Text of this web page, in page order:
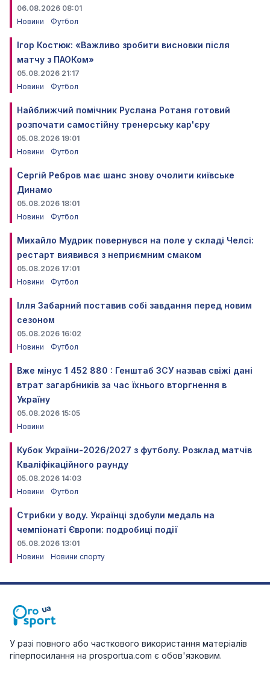
06.08.2026 08:01
Новини
Футбол
Ігор Костюк: «Важливо зробити висновки після
матчу з ПАОКом»
05.08.2026 21:17
Новини
Футбол
Найближчий помічник Руслана Ротаня готовий
розпочати самостійну тренерську кар'єру
05.08.2026 19:01
Новини
Футбол
Сергій Ребров має шанс знову очолити київське
Динамо
05.08.2026 18:01
Новини
Футбол
Михайло Мудрик повернувся на поле у складі Челсі:
рестарт виявився з неприємним смаком
05.08.2026 17:01
Новини
Футбол
Ілля Забарний поставив собі завдання перед новим
сезоном
05.08.2026 16:02
Новини
Футбол
Вже мінус 1 452 880 : Генштаб ЗСУ назвав свіжі дані
втрат загарбників за час їхнього вторгнення в
Україну
05.08.2026 15:05
Новини
Кубок України-2026/2027 з футболу. Розклад матчів
Кваліфікаційного раунду
05.08.2026 14:03
Новини
Футбол
Стрибки у воду. Українці здобули медаль на
чемпіонаті Європи: подробиці події
05.08.2026 13:01
Новини
Новини спорту
У разі повного або часткового використання матеріалів
гіперпосилання на prosportua.com є обов'язковим.